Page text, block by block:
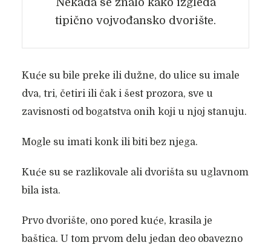
Nekada se znalo kako izgleda
tipično vojvođansko dvorište.
Kuće su bile preke ili dužne, do ulice su imale
dva, tri, četiri ili čak i šest prozora, sve u
zavisnosti od bogatstva onih koji u njoj stanuju.
Mogle su imati konk ili biti bez njega.
Kuće su se razlikovale ali dvorišta su uglavnom
bila ista.
Prvo dvorište, ono pored kuće, krasila je
baštica. U tom prvom delu jedan deo obavezno